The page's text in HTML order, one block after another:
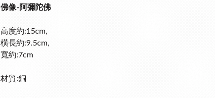
佛像-阿彌陀佛
高度約:15cm,
橫長約:9.5cm,
寬約:7cm
材質:銅